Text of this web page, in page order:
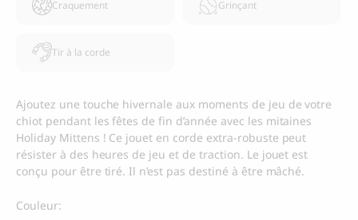
Craquement Grinçant
Tir à la corde
Ajoutez une touche hivernale aux moments de jeu de votre
chiot pendant les fêtes de fin d’année avec les mitaines
Holiday Mittens ! Ce jouet en corde extra-robuste peut
résister à des heures de jeu et de traction. Le jouet est
conçu pour être tiré. Il n’est pas destiné à être mâché.
Couleur: